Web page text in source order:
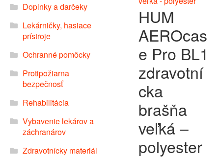
Doplnky a darčeky
Lekárničky, hasiace
prístroje
Ochranné pomôcky
Protipožiarna
bezpečnosť
Rehabilitácia
Vybavenie lekárov a
záchranárov
Zdravotnícky materiál
HUM
AEROcas
e Pro BL1
zdravotní
cka
brašňa
veľká –
polyester